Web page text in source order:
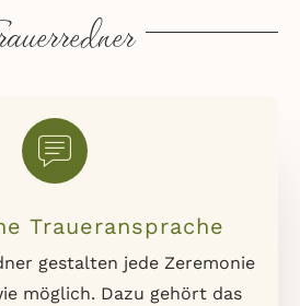
Traueransprache
gestalten jede Zeremonie
möglich. Dazu gehört das